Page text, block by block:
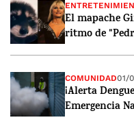
El mapache
ritmo de
COMUNIDAD01/
¡Alerta
Emergencia